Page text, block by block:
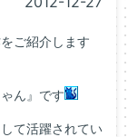
ご紹介します
ん』です
て活躍されてい